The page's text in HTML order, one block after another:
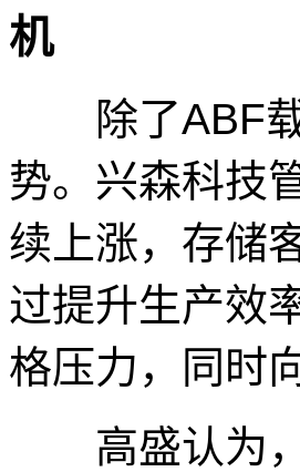
机
除了ABF载
势。兴森科技
续上涨，存储
过提升生产效
格压力，同时
高盛认为，